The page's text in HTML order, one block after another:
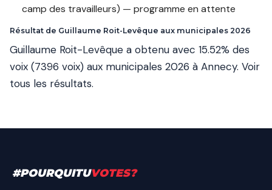
camp des travailleurs) — programme en attente
Résultat de Guillaume Roit-Levêque aux municipales 2026
Guillaume Roit-Levêque a obtenu avec 15.52% des
voix (7396 voix) aux municipales 2026 à Annecy. Voir
tous les résultats.
#POURQUITUVOTES?